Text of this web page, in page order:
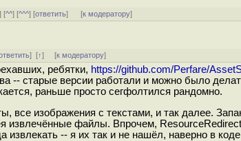
] [^^] [^^^] [ответить] [к модератору]
][↑] [к модератору]
ребятки, https://github.com/Perfare/
-- старые версии работали и можно было
раньше просто сегфолтился рандомно.
все изображения с текстами, и так далее.
извлечённые файлы. Впрочем,
извлекать -- я их так и не нашёл, наверно в